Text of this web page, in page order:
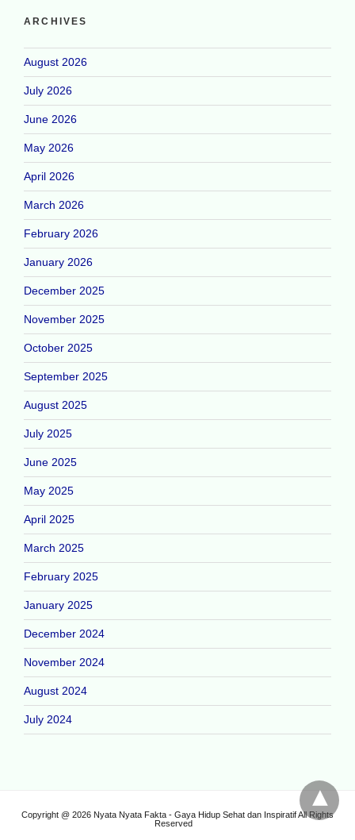
ARCHIVES
August 2026
July 2026
June 2026
May 2026
April 2026
March 2026
February 2026
January 2026
December 2025
November 2025
October 2025
September 2025
August 2025
July 2025
June 2025
May 2025
April 2025
March 2025
February 2025
January 2025
December 2024
November 2024
August 2024
July 2024
Copyright @ 2026 Nyata Nyata Fakta - Gaya Hidup Sehat dan Inspiratif All Rights
Reserved